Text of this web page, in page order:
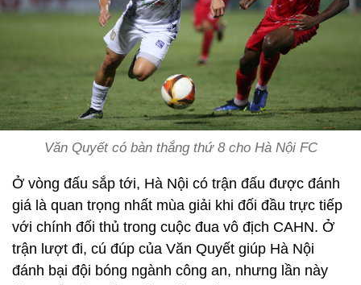
Văn Quyết có bàn thắng thứ 8 cho Hà Nội FC
Ở vòng đấu sắp tới, Hà Nội có trận đấu được đánh
giá là quan trọng nhất mùa giải khi đối đầu trực tiếp
với chính đối thủ trong cuộc đua vô địch CAHN. Ở
trận lượt đi, cú đúp của Văn Quyết giúp Hà Nội
đánh bại đội bóng ngành công an, nhưng lần này